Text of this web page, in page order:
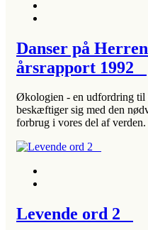
Danser på
årsrapport 1992
Økologien - en udfordring til
beskæftiger sig med den
forbrug i vores del af verden.
Levende ord 2